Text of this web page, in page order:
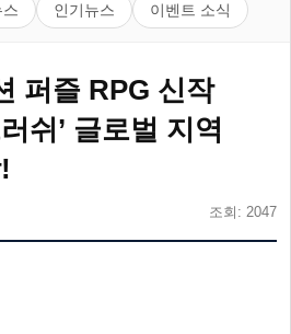
인기뉴스 이벤트 소식
퍼즐 RPG 신작
쉬’ 글로벌 지역
조회: 2047